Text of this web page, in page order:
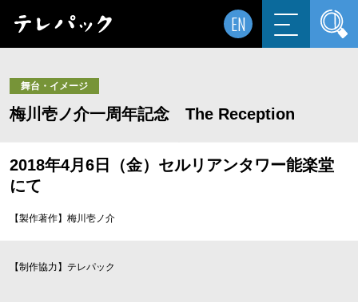
EN
舞台・イメージ
梅川壱ノ介一周年記念 The Reception
2018年4月6日（金）セルリアンタワー能楽堂
にて
【製作著作】梅川壱ノ介
【制作協力】テレパック